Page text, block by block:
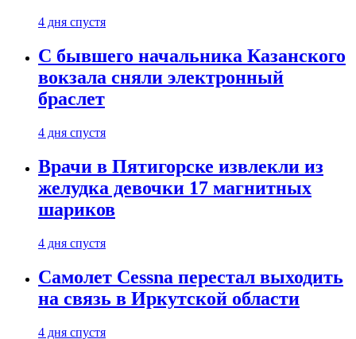
4 дня спустя
С бывшего начальника Казанского
вокзала сняли электронный
браслет
4 дня спустя
Врачи в Пятигорске извлекли из
желудка девочки 17 магнитных
шариков
4 дня спустя
Самолет Cessna перестал выходить
на связь в Иркутской области
4 дня спустя